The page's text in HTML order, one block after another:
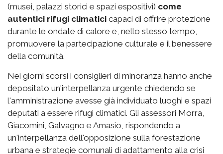
(musei, palazzi storici e spazi espositivi) come
autentici rifugi climatici capaci di offrire protezione
durante le ondate di calore e, nello stesso tempo,
promuovere la partecipazione culturale e il benessere
della comunità.
Nei giorni scorsi i consiglieri di minoranza hanno anche
depositato un'interpellanza urgente chiedendo se
l'amministrazione avesse già individuato luoghi e spazi
deputati a essere rifugi climatici. Gli assessori Morra,
Giacomini, Galvagno e Amasio, rispondendo a
un'interpellanza dell'opposizione sulla forestazione
urbana e strategie comunali di adattamento alla crisi